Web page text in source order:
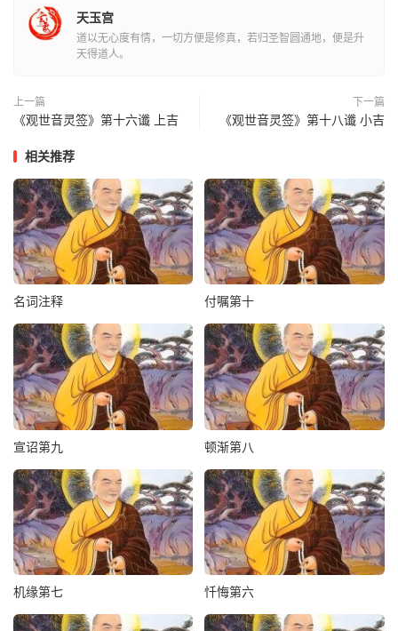
魈鬼，老人求寿平安
小儿：冲东北方，竹木树尸过吓人，大声惊起木下，三圣白
夜眠青惊不睡，宜用收魂、收惊，祭内外男女家先二口吉
天玉宫
道以无心度有情，一切方便是修真，若归圣智圆通地，便是升
天得道人。
上一篇
《观世音灵签》第十六谶 上吉
下一篇
《观世音灵签》第十八谶 小吉
相关推荐
名词注释 付嘱第十
宣诏第九 顿渐第八
机缘第七 忏悔第六